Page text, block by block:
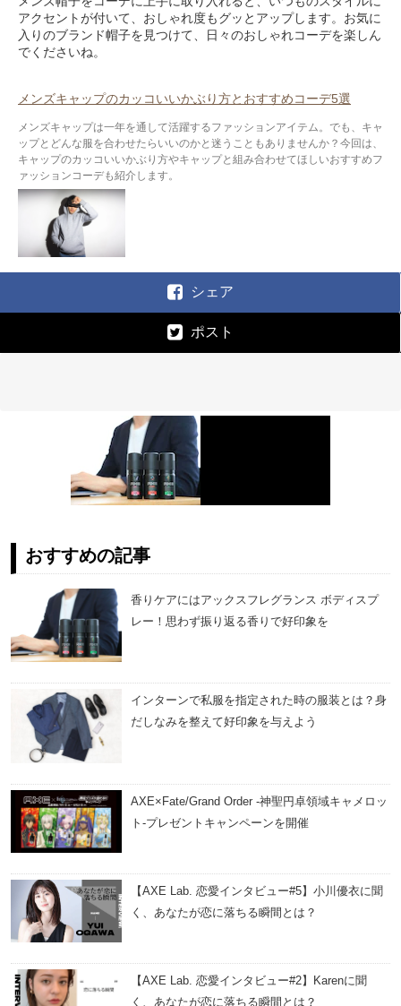
アクセントが付いて、おしゃれ度もグッとアップします。お気に
入りのブランド帽子を見つけて、日々のおしゃれコーデを楽しん
でくださいね。
メンズキャップのカッコいいかぶり方とおすすめコーデ5選
メンズキャップは一年を通して活躍するファッションアイテム。でも、キャ
ップとどんな服を合わせたらいいのかと迷うこともありませんか？今回は、
キャップのカッコいいかぶり方やキャップと組み合わせてほしいおすすめフ
ァッションコーデも紹介します。
シェア
ポスト
おすすめの記事
香りケアにはアックスフレグランス ボディスプ
レー！思わず振り返る香りで好印象を
インターンで私服を指定された時の服装とは？身
だしなみを整えて好印象を与えよう
AXE×Fate/Grand Order -神聖円卓領域キャメロッ
ト-プレゼントキャンペーンを開催
【AXE Lab. 恋愛インタビュー#5】小川優衣に聞
く、あなたが恋に落ちる瞬間とは？
【AXE Lab. 恋愛インタビュー#2】Karenに聞
く、あなたが恋に落ちる瞬間とは？